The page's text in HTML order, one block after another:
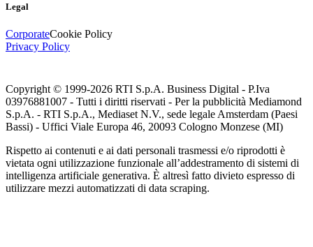
Legal
CorporateCookie Policy
Privacy Policy
Copyright © 1999-2026 RTI S.p.A. Business Digital - P.Iva
03976881007 - Tutti i diritti riservati - Per la pubblicità Mediamond
S.p.A. - RTI S.p.A., Mediaset N.V., sede legale Amsterdam (Paesi
Bassi) - Uffici Viale Europa 46, 20093 Cologno Monzese (MI)
Rispetto ai contenuti e ai dati personali trasmessi e/o riprodotti è
vietata ogni utilizzazione funzionale all’addestramento di sistemi di
intelligenza artificiale generativa. È altresì fatto divieto espresso di
utilizzare mezzi automatizzati di data scraping.